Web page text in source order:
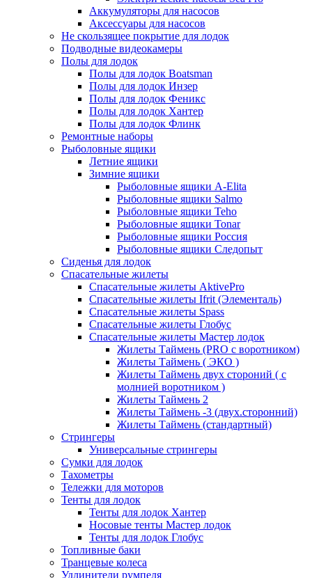
Аккумуляторы для насосов
Аксессуары для насосов
Не скользящее покрытие для лодок
Подводные видеокамеры
Полы для лодок
Полы для лодок Boatsman
Полы для лодок Инзер
Полы для лодок Феникс
Полы для лодок Хантер
Полы для лодок Флинк
Ремонтные наборы
Рыболовные ящики
Летние ящики
Зимние ящики
Рыболовные ящики A-Elita
Рыболовные ящики Salmo
Рыболовные ящики Teho
Рыболовные ящики Tonar
Рыболовные ящики Россия
Рыболовные ящики Следопыт
Сиденья для лодок
Спасательные жилеты
Спасательные жилеты AktivePro
Спасательные жилеты Ifrit (Элементаль)
Спасательные жилеты Spass
Спасательные жилеты Глобус
Спасательные жилеты Мастер лодок
Жилеты Таймень (PRO c воротником)
Жилеты Таймень ( ЭКО )
Жилеты Таймень двух стороний ( с
молнией воротником )
Жилеты Таймень 2
Жилеты Таймень -3 (двух.сторонний)
Жилеты Таймень (стандартный)
Стрингеры
Универсальные стрингеры
Сумки для лодок
Тахометры
Тележки для моторов
Тенты для лодок
Тенты для лодок Хантер
Носовые тенты Мастер лодок
Тенты для лодок Глобус
Топливные баки
Транцевые колеса
Удлинители румпеля